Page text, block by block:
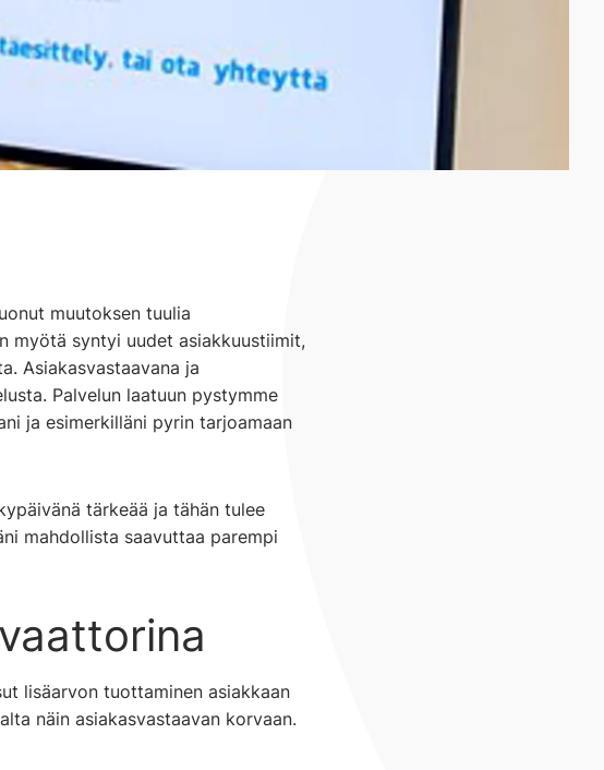
muutoksen tuulia
myötä syntyi uudet asiakkuustiimit,
Asiakasvastaavana ja
Palvelun laatuun pystymme
ja esimerkilläni pyrin tarjoamaan
tärkeää ja tähän tulee
mahdollista saavuttaa parempi
lisäarvon tuottaminen asiakkaan
näin asiakasvastaavan korvaan.